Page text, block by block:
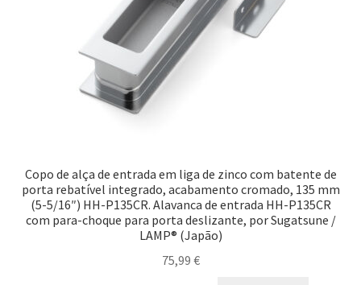
Copo de alça de entrada em liga de zinco com batente de
porta rebatível integrado, acabamento cromado, 135 mm
(5-5/16″) HH-P135CR. Alavanca de entrada HH-P135CR
com para-choque para porta deslizante, por Sugatsune /
LAMP® (Japão)
75,99 €